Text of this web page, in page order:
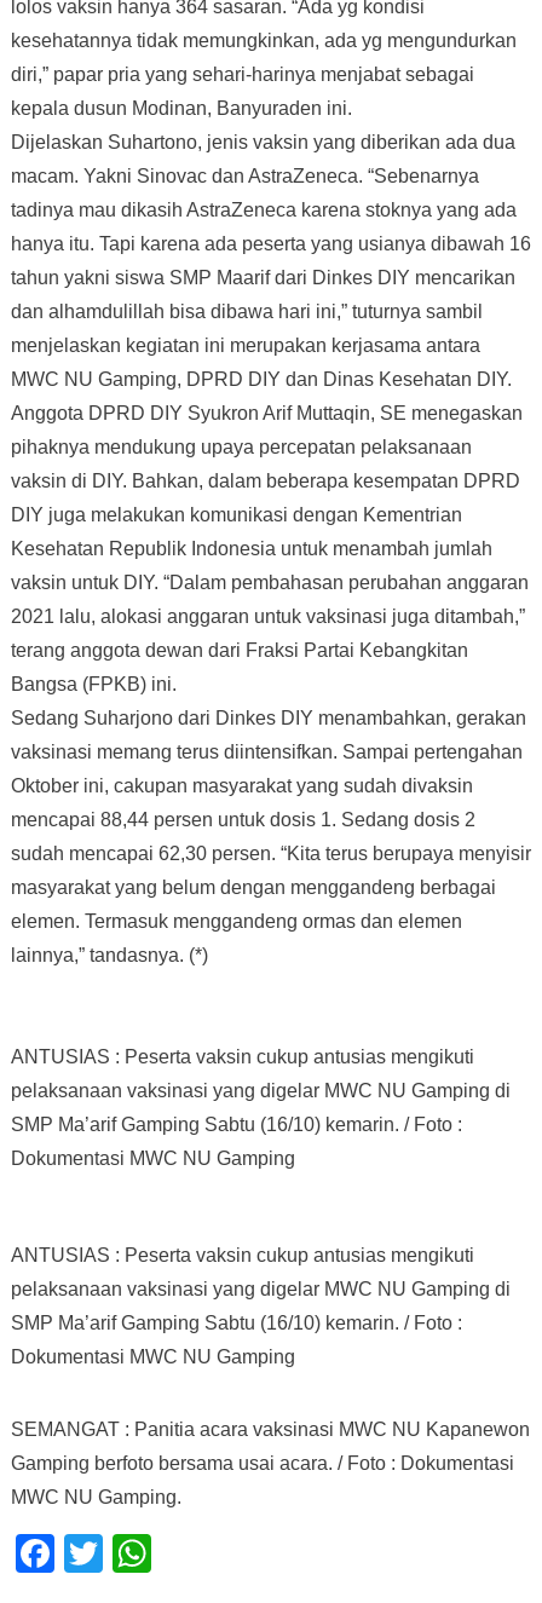
lolos vaksin hanya 364 sasaran. “Ada yg kondisi
kesehatannya tidak memungkinkan, ada yg mengundurkan
diri,” papar pria yang sehari-harinya menjabat sebagai
kepala dusun Modinan, Banyuraden ini.
Dijelaskan Suhartono, jenis vaksin yang diberikan ada dua
macam. Yakni Sinovac dan AstraZeneca. “Sebenarnya
tadinya mau dikasih AstraZeneca karena stoknya yang ada
hanya itu. Tapi karena ada peserta yang usianya dibawah 16
tahun yakni siswa SMP Maarif dari Dinkes DIY mencarikan
dan alhamdulillah bisa dibawa hari ini,” tuturnya sambil
menjelaskan kegiatan ini merupakan kerjasama antara
MWC NU Gamping, DPRD DIY dan Dinas Kesehatan DIY.
Anggota DPRD DIY Syukron Arif Muttaqin, SE menegaskan
pihaknya mendukung upaya percepatan pelaksanaan
vaksin di DIY. Bahkan, dalam beberapa kesempatan DPRD
DIY juga melakukan komunikasi dengan Kementrian
Kesehatan Republik Indonesia untuk menambah jumlah
vaksin untuk DIY. “Dalam pembahasan perubahan anggaran
2021 lalu, alokasi anggaran untuk vaksinasi juga ditambah,”
terang anggota dewan dari Fraksi Partai Kebangkitan
Bangsa (FPKB) ini.
Sedang Suharjono dari Dinkes DIY menambahkan, gerakan
vaksinasi memang terus diintensifkan. Sampai pertengahan
Oktober ini, cakupan masyarakat yang sudah divaksin
mencapai 88,44 persen untuk dosis 1. Sedang dosis 2
sudah mencapai 62,30 persen. “Kita terus berupaya menyisir
masyarakat yang belum dengan menggandeng berbagai
elemen. Termasuk menggandeng ormas dan elemen
lainnya,” tandasnya. (*)
ANTUSIAS : Peserta vaksin cukup antusias mengikuti
pelaksanaan vaksinasi yang digelar MWC NU Gamping di
SMP Ma’arif Gamping Sabtu (16/10) kemarin. / Foto :
Dokumentasi MWC NU Gamping
ANTUSIAS : Peserta vaksin cukup antusias mengikuti
pelaksanaan vaksinasi yang digelar MWC NU Gamping di
SMP Ma’arif Gamping Sabtu (16/10) kemarin. / Foto :
Dokumentasi MWC NU Gamping
SEMANGAT : Panitia acara vaksinasi MWC NU Kapanewon
Gamping berfoto bersama usai acara. / Foto : Dokumentasi
MWC NU Gamping.
Facebook
Twitter